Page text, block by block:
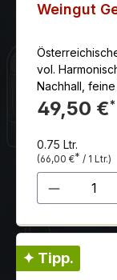
Weingut
vol.
Nachhall,
Böden des
der
Klima
Österreich,
unterliegen
die schönen
Anstieg der
49,50 €*
0.75 Ltr.
(66,00 €* / 1 Ltr.)
✦ Tipp.